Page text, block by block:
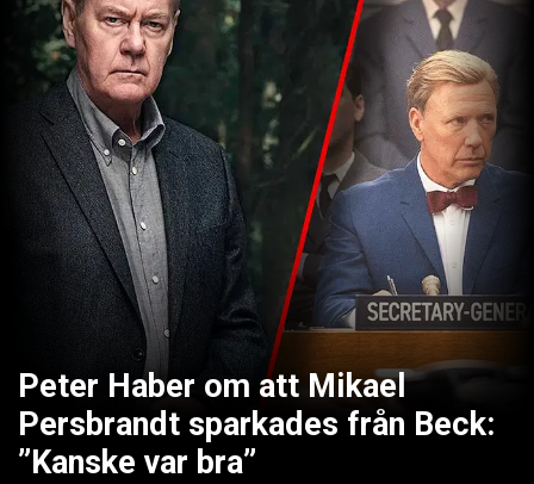
Peter Haber om att Mikael
Persbrandt sparkades från Beck:
”Kanske var bra”